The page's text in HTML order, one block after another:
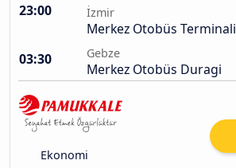
23:00 İzmir
Merkez Otobüs Terminali
03:30
Gebze
Merkez Otobüs Duragi
Ekonomi